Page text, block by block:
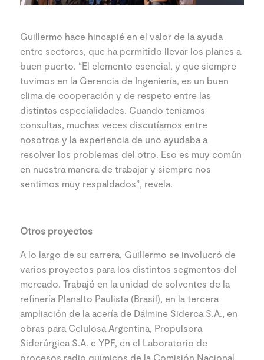
Guillermo hace hincapié en el valor de la ayuda
entre sectores, que ha permitido llevar los planes a
buen puerto. “El elemento esencial, y que siempre
tuvimos en la Gerencia de Ingeniería, es un buen
clima de cooperación y de respeto entre las
distintas especialidades. Cuando teníamos
consultas, muchas veces discutíamos entre
nosotros y la experiencia de uno ayudaba a
resolver los problemas del otro. Eso es muy común
en nuestra manera de trabajar y siempre nos
sentimos muy respaldados”, revela.
Otros proyectos
A lo largo de su carrera, Guillermo se involucró de
varios proyectos para los distintos segmentos del
mercado. Trabajó en la unidad de solventes de la
refinería Planalto Paulista (Brasil), en la tercera
ampliación de la acería de Dálmine Siderca S.A., en
obras para Celulosa Argentina, Propulsora
Siderúrgica S.A. e YPF, en el Laboratorio de
procesos radio químicos de la Comisión Nacional